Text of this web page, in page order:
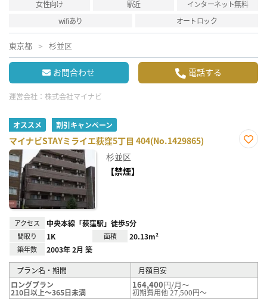
女性向け 駅近
インターネット無料
wifiあり
オートロック
東京都 杉並区
お問合わせ 電話する
運営会社： 株式会社マイナビ
オススメ 割引キャンペーン
マイナビSTAYミライエ荻窪5丁目 404(No.1429865)
杉並区
【禁煙】
アクセス 中央本線「荻窪駅」徒歩5分
間取り 1K 面積 20.13m²
築年数 2003年 2月 築
プラン名・期間
月額目安
ロングプラン
210日以上～365日未満
164,400円/月～
初期費用他 27,500円～